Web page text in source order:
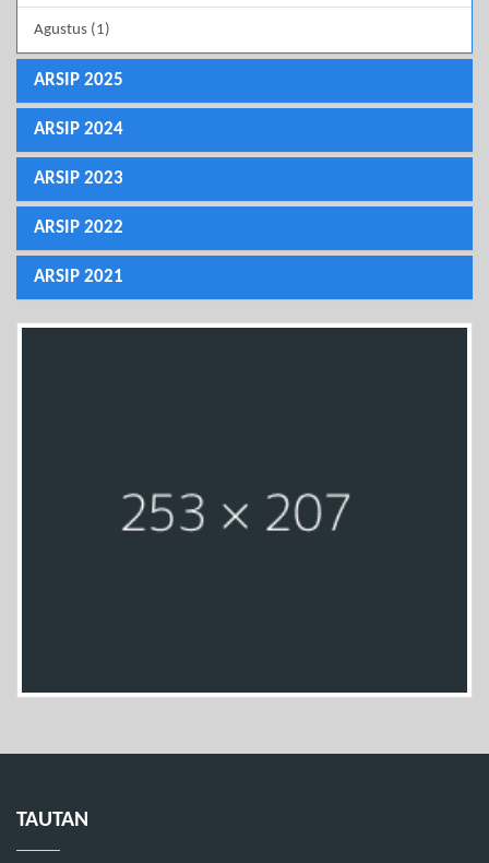
Agustus (1)
ARSIP 2025
ARSIP 2024
ARSIP 2023
ARSIP 2022
ARSIP 2021
TAUTAN